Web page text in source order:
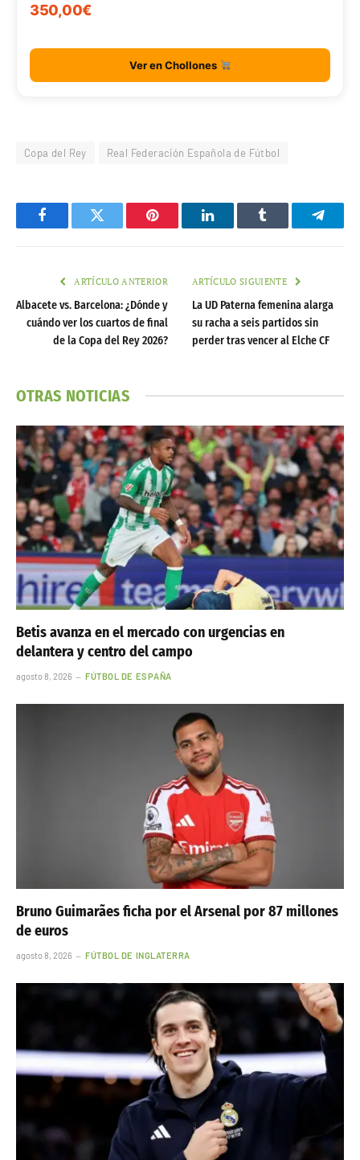
350,00€
Ver en Chollones
Copa del Rey Real Federación Española de Fútbol
FacebookTwitter Pinterest LinkedInTumblr
ARTÍCULO ANTERIOR
Albacete vs. Barcelona: ¿Dónde y
cuándo ver los cuartos de final
de la Copa del Rey 2026?
ARTÍCULO SIGUIENTE
La UD Paterna femenina alarga
su racha a seis partidos sin
perder tras vencer al Elche CF
OTRAS NOTICIAS
Betis avanza en el mercado con urgencias en
delantera y centro del campo
agosto 8, 2026 FÚTBOL DE ESPAÑA
Bruno Guimarães ficha por el Arsenal por 87 millones
de euros
agosto 8, 2026 FÚTBOL DE INGLATERRA